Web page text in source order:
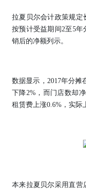
拉夏贝尔会计政策规定
按预计受益期间2至5
销后的净额列示。
数据显示，2017年分摊
下降2%，而门店数却
租赁费上涨0.6%，实际
本来拉夏贝尔采用直营